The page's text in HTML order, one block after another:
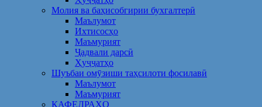
Молия ва баҳисобгирии бухгалтерӣ
Маълумот
Ихтисосҳо
Маъмурият
Ҷадвали дарсӣ
Ҳуҷҷатҳо
Шуъбаи омӯзиши таҳсилоти фосилавӣ
Маълумот
Маъмурият
КАФЕДРАҲО